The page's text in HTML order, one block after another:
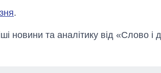
.
новини та аналітику від «Слово і